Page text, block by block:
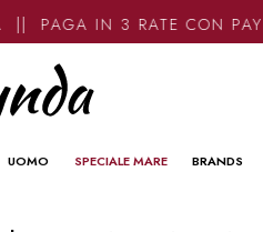
PAGA IN 3 RATE CON
UOMO SPECIALE MARE BRANDS